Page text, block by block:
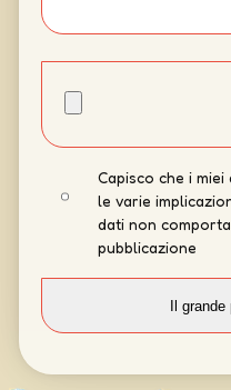
Capisco che i
le varie
dati non
pubblicazione